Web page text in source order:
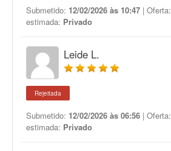
Submetido: 12/02/2026 às 10:47 | Oferta:
estimada: Privado
Leide L.
Rejeitada
Submetido: 12/02/2026 às 06:56 | Oferta:
estimada: Privado